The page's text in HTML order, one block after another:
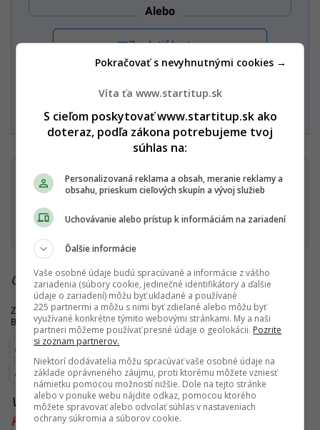
Alebo
Zaplatiť kartou
Podmienkami ochrany súkromia,Podmienkami
Podmienkami TrustPay.
Dostaň Startitup do svojich Google odporúčaní
Pridať ako preferovaný zdroj
Startitup, odkaz sa otvorí v
Čítaj viac z kategórie:Podnikateľská inšpirácia
Zdroje:Forbes,The Famous People,Failure Before Success ,Biography
Business Insider,L,Enginiux,Parade
Inšpiratívne príbehy
Podnikateľské príbehy
Viac k téme:bohatstvo,inšpiratívny príbeh,
Kardashians,Kylie Jenner,miliardarka
Víta ťa www.startitup.sk
S cieľom poskytovať www.startitup.sk ako
doteraz, podľa zákona potrebujeme tvoj
súhlas na:
Personalizovaná reklama a obsah, meranie reklamy a
obsahu, prieskum cieľových skupín a vývoj služieb
Uchovávanie alebo prístup k informáciám na zariadení
Ďalšie informácie
Vaše osobné údaje budú spracúvané a informácie z vášho
zariadenia (súbory cookie, jedinečné identifikátory a ďalšie
údaje o zariadení) môžu byť ukladané a používané
225 partnermi a môžu s nimi byť zdieľané alebo môžu byť
využívané konkrétne týmito webovými stránkami. My a naši
partneri môžeme používať presné údaje o geolokácii. Pozrite
si zoznam partnerov.
Niektorí dodávatelia môžu spracúvať vaše osobné údaje na
základe oprávneného záujmu, proti ktorému môžete vzniesť
námietku pomocou možností nižšie. Dole na tejto stránke
alebo v ponuke webu nájdite odkaz, pomocou ktorého
môžete spravovať alebo odvolať súhlas v nastaveniach
ochrany súkromia a súborov cookie.
Pokračovať s nevyhnutnými cookies →